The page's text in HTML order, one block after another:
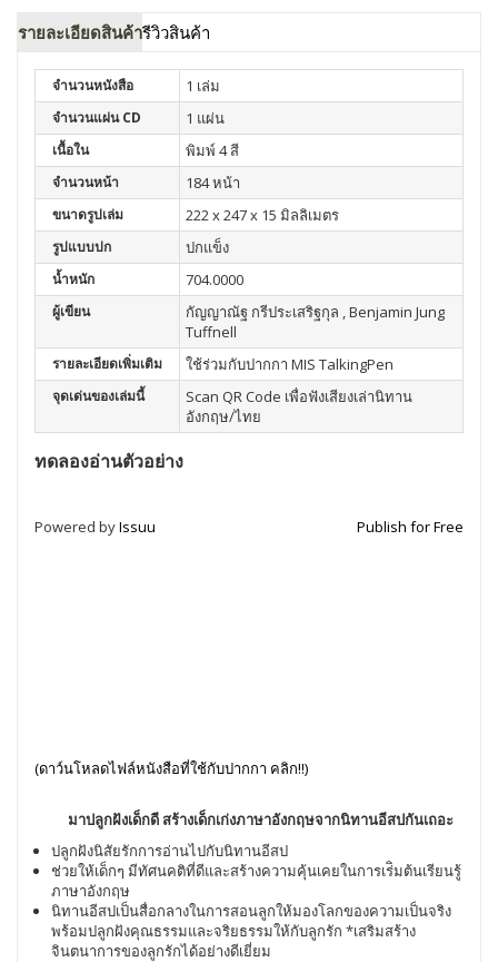
รายละเอียดสินค้ารีวิวสินค้า
จำนวนหนังสือ 1 เล่ม
จำนวนแผ่น CD 1 แผ่น
เนื้อใน พิมพ์ 4 สี
จำนวนหน้า 184 หน้า
ขนาดรูปเล่ม 222 x 247 x 15 มิลลิเมตร
รูปแบบปก ปกแข็ง
น้ำหนัก 704.0000
ผู้เขียน
กัญญาณัฐ กรีประเสริฐกุล , Benjamin Jung
Tuffnell
รายละเอียดเพิ่มเติม ใช้ร่วมกับปากกา MIS TalkingPen
จุดเด่นของเล่มนี้
Scan QR Code เพื่อฟังเสียงเล่านิทาน
อังกฤษ/ไทย
ทดลองอ่านตัวอย่าง
Powered byIssuu Publish for Free
(ดาว์นโหลดไฟล์หนังสือที่ใช้กับปากกา คลิก!!)
มาปลูกฝังเด็กดี สร้างเด็กเก่งภาษาอังกฤษจากนิทานอีสปกันเถอะ
ปลูกฝังนิสัยรักการอ่านไปกับนิทานอีสป
ช่วยให้เด็กๆ มีทัศนคติที่ดีและสร้างความคุ้นเคยในการเร่ิมต้นเรียนรู้
ภาษาอังกฤษ
นิทานอีสปเป็นสื่อกลางในการสอนลูกให้มองโลกของความเป็นจริง
พร้อมปลูกฝังคุณธรรมและจริยธรรมให้กับลูกรัก *เสริมสร้าง
จินตนาการของลูกรักได้อย่างดีเยี่ยม